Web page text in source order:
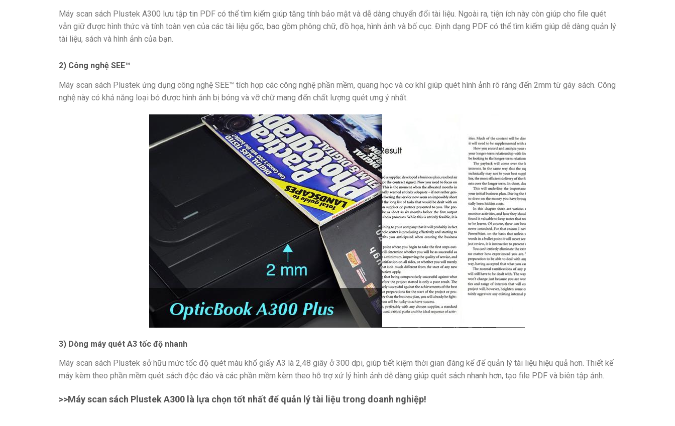
Máy scan sách Plustek A300 lưu tập tin PDF có thể tìm kiếm giúp tăng tính bảo mật và dễ dàng chuyển đổi tài liệu. Ngoài ra, tiện ích này còn giúp cho file quét
vẫn giữ được hình thức và tính toàn vẹn của các tài liệu gốc, bao gồm phông chữ, đồ họa, hình ảnh và bố cục. Định dạng PDF có thể tìm kiếm giúp dễ dàng quản lý
tài liệu, sách và hình ảnh của bạn.
2) Công nghệ SEE™
Máy scan sách Plustek ứng dụng công nghệ SEE™ tích hợp các công nghệ phần mềm, quang học và cơ khí giúp quét hình ảnh rõ ràng đến 2mm từ gáy sách. Công
nghệ này có khả năng loại bỏ được hình ảnh bị bóng và vỡ chữ mang đến chất lượng quét ưng ý nhất.
3) Dòng máy quét A3 tốc độ nhanh
Máy scan sách Plustek sở hữu mức tốc độ quét màu khổ giấy A3 là 2,48 giây ở 300 dpi, giúp tiết kiệm thời gian đáng kể để quản lý tài liệu hiệu quả hơn. Thiết kế
máy kèm theo phần mềm quét sách độc đáo và các phần mềm kèm theo hỗ trợ xử lý hình ảnh dễ dàng giúp quét sách nhanh hơn, tạo file PDF và biên tập ảnh.
>>Máy scan sách Plustek A300 là lựa chọn tốt nhất để quản lý tài liệu trong doanh nghiệp!